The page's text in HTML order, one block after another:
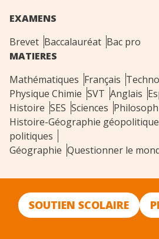
EXAMENS
Brevet Baccalauréat Bac pro
MATIERES
Mathématiques Français
Physique Chimie SVT Anglais
Histoire SES Sciences
Histoire-Géographie
politiques
Géographie Questionner le
SOUTIEN SCOLAIRE